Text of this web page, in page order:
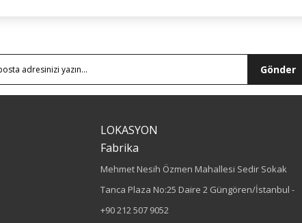
Gönder
LOKASYON
Fabrika
Mehmet Nesih Özmen Mahallesi Sedir Sokak
Tanca Plaza No:25 Daire 2 Güngören/İstanbul -
+90 212 507 9052